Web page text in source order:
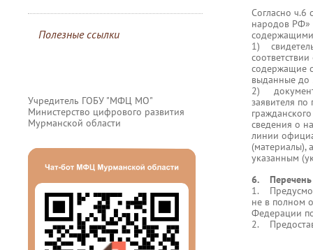
Полезные ссылки
Учредитель ГОБУ "МФЦ МО"
Министерство цифрового развития
Мурманской области
Согласно
народов РФ»
содержащими
1)
содержащие
выданные до
2)
заявителя
сведения о
линии
(материалы),
указанным
6. Перечень
1.
не в полном
Федерации
2.